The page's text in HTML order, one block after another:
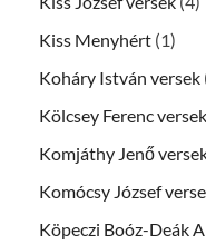
Kiss Menyhért (1)
Koháry István versek
Kölcsey Ferenc versek
Komjáthy Jenő
Komócsy József
Köpeczi Boóz-Deák